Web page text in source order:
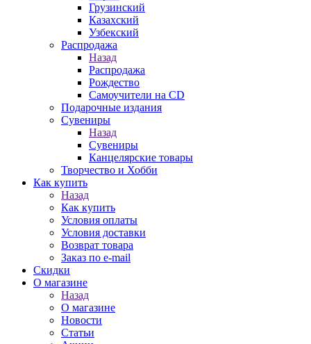
Грузинский
Казахский
Узбекский
Распродажа
Назад
Распродажа
Рождество
Самоучители на CD
Подарочные издания
Сувениры
Назад
Сувениры
Канцелярские товары
Творчество и Хобби
Как купить
Назад
Как купить
Условия оплаты
Условия доставки
Возврат товара
Заказ по e-mail
Скидки
О магазине
Назад
О магазине
Новости
Статьи